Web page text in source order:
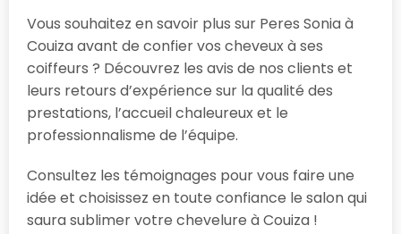
Vous souhaitez en savoir plus sur Peres Sonia à
Couiza avant de confier vos cheveux à ses
coiffeurs ? Découvrez les avis de nos clients et
leurs retours d’expérience sur la qualité des
prestations, l’accueil chaleureux et le
professionnalisme de l’équipe.
Consultez les témoignages pour vous faire une
idée et choisissez en toute confiance le salon qui
saura sublimer votre chevelure à Couiza !